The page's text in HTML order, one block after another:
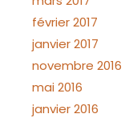
février 2017
janvier 2017
novembre 2016
mai 2016
janvier 2016